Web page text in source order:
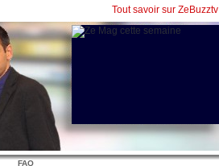
Tout savoir sur ZeBuzztv
FAQ